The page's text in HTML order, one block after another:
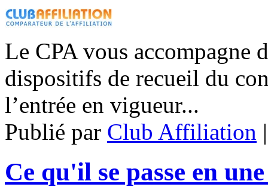
Le CPA vous accompagne
dispositifs de recueil du
l’entrée en vigueur...
Publié par Club Affiliation
Ce qu'il se passe en